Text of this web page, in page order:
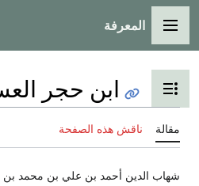
القائمة الرئيسية
المعرفة
تبديل عرض جدول المحتويات
ابن حجر
مقالة ناقش هذه الصفحة
شهاب الدين أحمد بن علي بن محمد